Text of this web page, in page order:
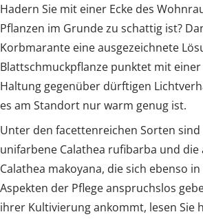
Hadern Sie mit einer Ecke des
Pflanzen im Grunde zu schattig ist?
Korbmarante eine ausgezeichnete
Blattschmuckpflanze punktet mit
Haltung gegenüber dürftigen
es am Standort nur warm genug ist.
Unter den facettenreichen Sorten
unifarbene Calathea rufibarba und
Calathea makoyana, die sich ebenso
Aspekten der Pflege anspruchslos
ihrer Kultivierung ankommt, lesen Sie